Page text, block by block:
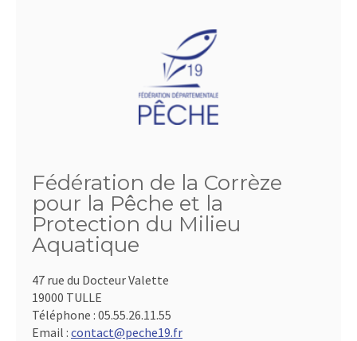
Fédération de la Corrèze
pour la Pêche et la
Protection du Milieu
Aquatique
47 rue du Docteur Valette
19000 TULLE
Téléphone : 05.55.26.11.55
Email : contact@peche19.fr